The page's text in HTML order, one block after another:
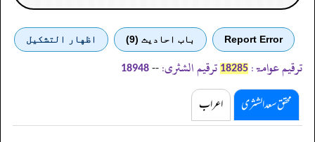
Report Error باب احادیث (9) اظهار التشكيل
ترقیم عوامۃ: 18285 ترقیم الشثری: --
18948
محقق سعد الشثری اعراب